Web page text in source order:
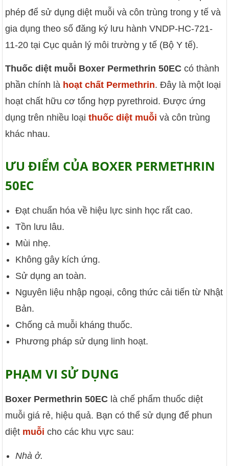
phép để sử dụng diệt muỗi và côn trùng trong y tế và
gia dụng theo số đăng ký lưu hành VNDP-HC-721-
11-20 tại Cục quản lý môi trường y tế (Bộ Y tế).
Thuốc diệt muỗi Boxer Permethrin 50EC có thành
phần chính là hoạt chất Permethrin. Đây là một loại
hoạt chất hữu cơ tổng hợp pyrethroid. Được ứng
dụng trên nhiều loạithuốc diệt muỗi và côn trùng
khác nhau.
ƯU ĐIỂM CỦA BOXER PERMETHRIN
50EC
Đạt chuẩn hóa về hiệu lực sinh học rất cao.
Tồn lưu lâu.
Mùi nhẹ.
Không gây kích ứng.
Sử dụng an toàn.
Nguyên liệu nhập ngoại, công thức cải tiến từ Nhật
Bản.
Chống cả muỗi kháng thuốc.
Phương pháp sử dụng linh hoạt.
PHẠM VI SỬ DỤNG
Boxer Permethrin 50EC là chế phẩm thuốc diệt
muỗi giá rẻ, hiệu quả. Bạn có thể sử dụng để phun
diệt muỗi cho các khu vực sau:
Nhà ở.